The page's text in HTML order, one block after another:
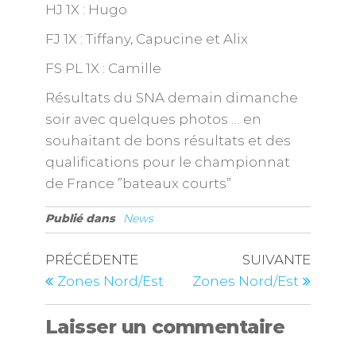
HJ 1X : Hugo
FJ 1X : Tiffany, Capucine et Alix
FS PL 1X : Camille
Résultats du SNA demain dimanche
soir avec quelques photos … en
souhaitant de bons résultats et des
qualifications pour le championnat
de France ”bateaux courts”
Publié dans News
PRÉCÉDENTE
Zones Nord/Est
SUIVANTE
Zones Nord/Est
Laisser un commentaire